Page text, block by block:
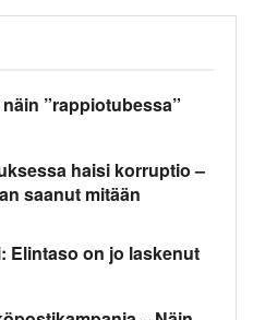
”rappiotubessa”
haisi korruptio –
saanut mitään
Elintaso on jo laskenut